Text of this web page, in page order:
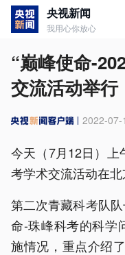
央视新闻
我用心你放心
“巅峰使命-
交流活动举行
2022-07-
今天（7月12日）上
考学术交流活动在北
第二次青藏科考队
命-珠峰科考的科学
施情况，重点介绍